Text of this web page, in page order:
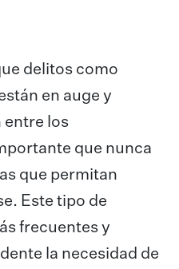
delitos como
en auge y
entre los
que nunca
que permitan
Este tipo de
frecuentes y
la necesidad de